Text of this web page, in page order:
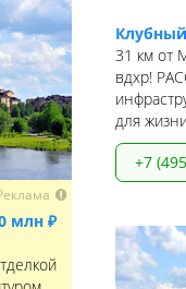
млн ₽
31 км от
вдхр!
для
+7